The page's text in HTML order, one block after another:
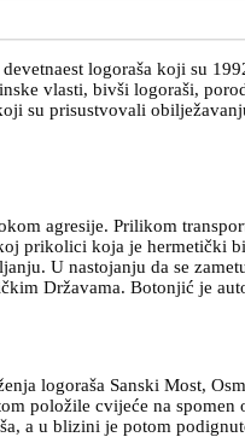
logoraša koji su
vlasti, bivši logoraši,
su prisustvovali
agresije. Prilikom
prikolici koja je hermetički
U nastojanju da se
Državama. Botonjić je
logoraša Sanski Most,
položile cvijeće na
a u blizini je potom